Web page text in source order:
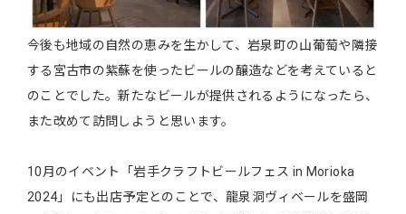
今後も地域の自然の恵みを生かして、岩泉町の山葡萄や隣接
する宮古市の紫蘇を使ったビールの醸造などを考えていると
のことでした。新たなビールが提供されるようになったら、
また改めて訪問しようと思います。
10月のイベント「岩手クラフトビールフェス in Morioka
2024」にも出店予定とのことで、龍泉洞ヴィベールを盛岡